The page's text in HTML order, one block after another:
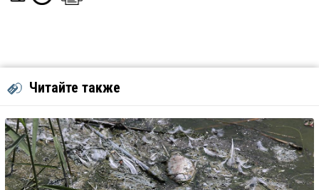
Читайте также